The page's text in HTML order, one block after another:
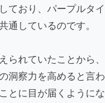
ており、パープルタイ
通しているのです。
られていたことから、
洞察力を高めると言わ
とに目が届くようにな